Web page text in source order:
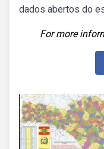
dados abertos do
For more